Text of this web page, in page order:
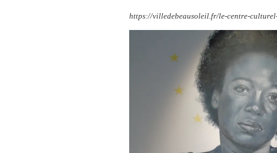
https://villedebeausoleil.fr/le-centre-